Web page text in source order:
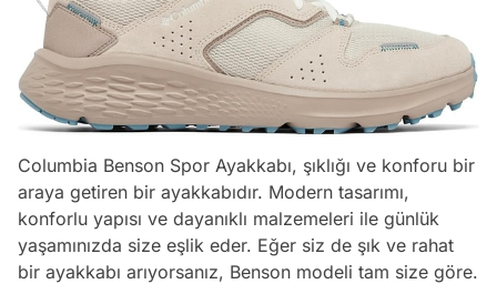
Columbia Benson Spor Ayakkabı, şıklığı ve konforu bir
araya getiren bir ayakkabıdır. Modern tasarımı,
konforlu yapısı ve dayanıklı malzemeleri ile günlük
yaşamınızda size eşlik eder. Eğer siz de şık ve rahat
bir ayakkabı arıyorsanız, Benson modeli tam size göre.